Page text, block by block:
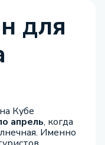
для
Кубе
апрель, когда
Именно